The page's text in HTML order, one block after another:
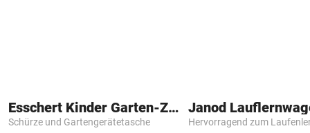
Esschert Kinder Garten-Zubehör
Schürze und Gartengerätetasche
Janod
Hervorragend zum